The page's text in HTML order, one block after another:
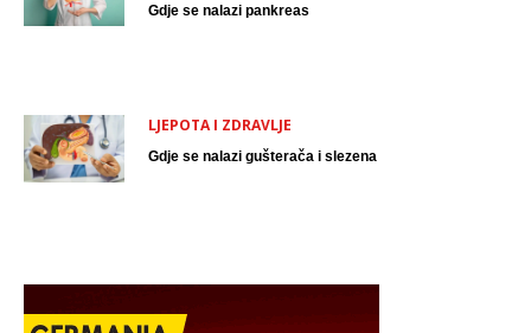
Gdje se nalazi pankreas
LJEPOTA I ZDRAVLJE
Gdje se nalazi gušterača i slezena